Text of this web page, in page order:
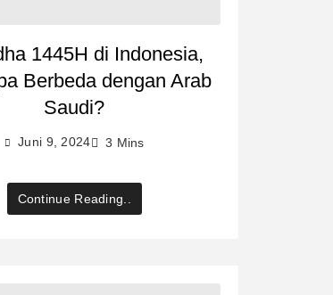
1445H di Indonesia,
Berbeda dengan Arab
Saudi?
Juni 9, 2024 3 Mins
Continue Reading..